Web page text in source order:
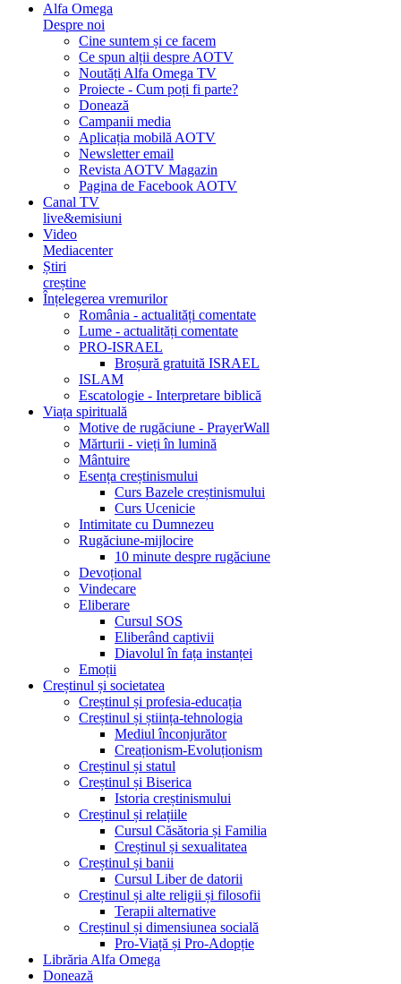
Alfa Omega
Despre noi
Cine suntem și ce facem
Ce spun alții despre AOTV
Noutăți Alfa Omega TV
Proiecte - Cum poți fi parte?
Donează
Campanii media
Aplicația mobilă AOTV
Newsletter email
Revista AOTV Magazin
Pagina de Facebook AOTV
Canal TV
live&emisiuni
Video
Mediacenter
Știri
creștine
Înțelegerea vremurilor
România - actualități comentate
Lume - actualități comentate
PRO-ISRAEL
Broșură gratuită ISRAEL
ISLAM
Escatologie - Interpretare biblică
Viața spirituală
Motive de rugăciune - PrayerWall
Mărturii - vieți în lumină
Mântuire
Esența creștinismului
Curs Bazele creștinismului
Curs Ucenicie
Intimitate cu Dumnezeu
Rugăciune-mijlocire
10 minute despre rugăciune
Devoțional
Vindecare
Eliberare
Cursul SOS
Eliberând captivii
Diavolul în fața instanței
Emoții
Creștinul și societatea
Creștinul și profesia-educația
Creștinul și știința-tehnologia
Mediul înconjurător
Creaționism-Evoluționism
Creștinul și statul
Creștinul și Biserica
Istoria creștinismului
Creștinul și relațiile
Cursul Căsătoria și Familia
Creștinul și sexualitatea
Creștinul și banii
Cursul Liber de datorii
Creștinul și alte religii și filosofii
Terapii alternative
Creștinul și dimensiunea socială
Pro-Viață și Pro-Adopție
Librăria Alfa Omega
Donează